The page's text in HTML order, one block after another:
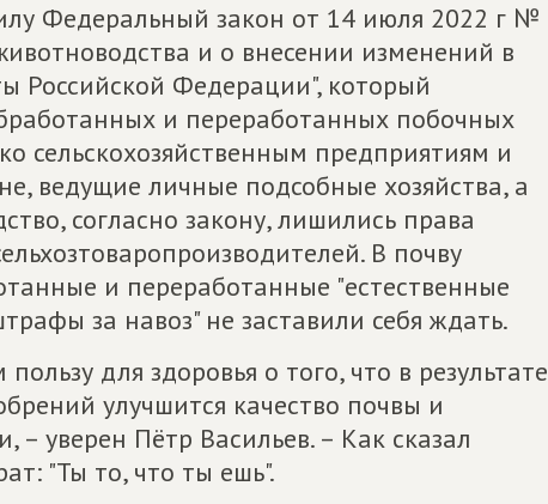
Федеральный закон от 14 июля 2022 г №
и о внесении изменений в
Российской Федерации", который
и переработанных побочных
сельскохозяйственным предприятиям и
ведущие личные подсобные хозяйства, а
согласно закону, лишились права
В почву
и переработанные "естественные
за навоз" не заставили себя ждать.
для здоровья о того, что в результате
улучшится качество почвы и
– уверен Пётр Васильев. – Как сказал
"Ты то, что ты ешь".